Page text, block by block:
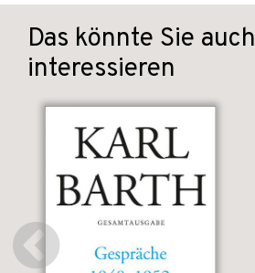
Das könnte Sie auch
interessieren